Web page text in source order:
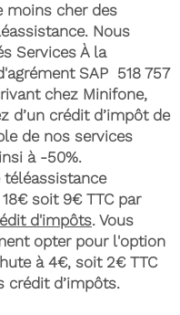
moins cher des
Nous
Services À la
SAP 518 757
chez Minifone,
d’un crédit d’impôt de
de nos services
à -50%.
soit 9€ TTC par
d'impôts. Vous
opter pour l'option
à 4€, soit 2€ TTC
crédit d’impôts.